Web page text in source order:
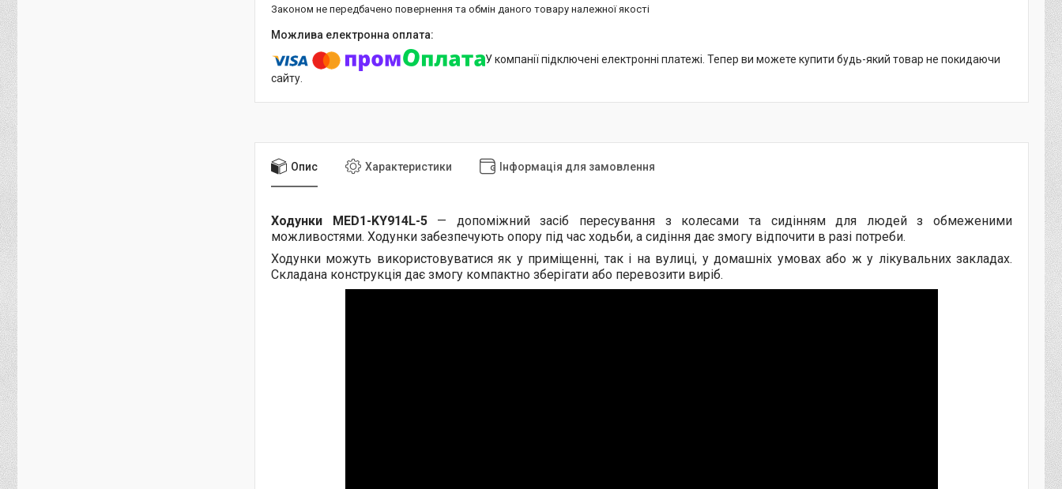
Законом не передбачено повернення та обмін даного товару належної якості
У компанії підключені електронні платежі. Тепер ви можете купити будь-який товар не покидаючи
сайту.
Опис Характеристики Інформація для замовлення
Ходунки MED1-KY914L-5— допоміжний засіб пересування з колесами та сидінням для людей з обмеженими
можливостями. Ходунки забезпечують опору під час ходьби, а сидіння дає змогу відпочити в разі потреби.
Ходунки можуть використовуватися як у приміщенні, так і на вулиці, у домашніх умовах або ж у лікувальних закладах.
Складана конструкція дає змогу компактно зберігати або перевозити виріб.